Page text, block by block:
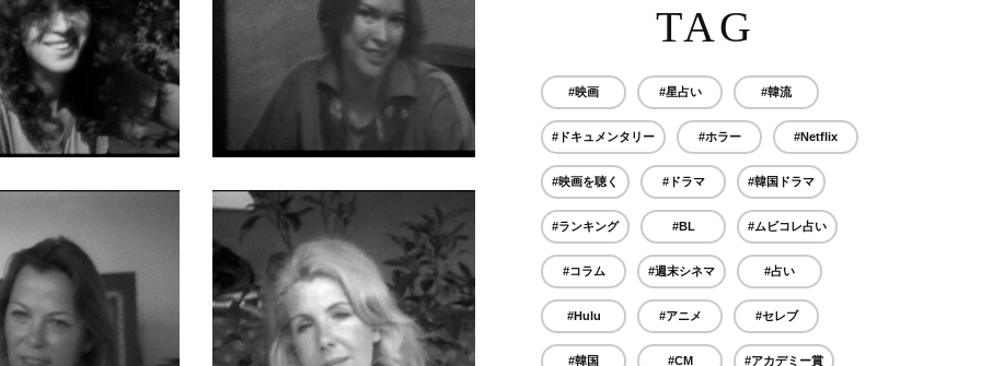
TAG
#映画 #星占い #韓流
#ドキュメンタリー #ホラー #Netflix
#映画を聴く #ドラマ #韓国ドラマ
#ランキング #BL #ムビコレ占い
#コラム #週末シネマ #占い
#Hulu #アニメ #セレブ
#韓国 #CM #アカデミー賞